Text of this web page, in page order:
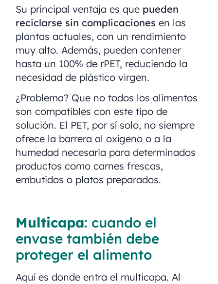
Su principal ventaja es que pueden
reciclarse sin complicaciones en las
plantas actuales, con un rendimiento
muy alto. Además, pueden contener
hasta un 100% de rPET, reduciendo la
necesidad de plástico virgen.
¿Problema? Que no todos los alimentos
son compatibles con este tipo de
solución. El PET, por sí solo, no siempre
ofrece la barrera al oxígeno o a la
humedad necesaria para determinados
productos como carnes frescas,
embutidos o platos preparados.
Multicapa: cuando el
envase también debe
proteger el alimento
Aquí es donde entra el multicapa. Al